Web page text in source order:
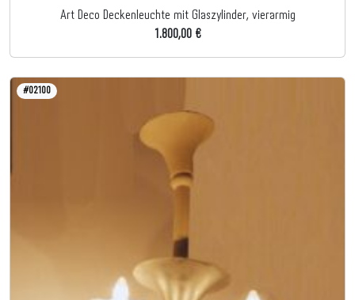
Art Deco Deckenleuchte mit Glaszylinder, vierarmig
1.800,00 €
#02100